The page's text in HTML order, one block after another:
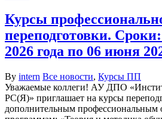
Курсы
переподготовки.
2026 года по 06 июня
By intern Все новости, Курсы ПП
Уважаемые коллеги! АУ ДПО
РС(Я)» приглашает на курсы
дополнительным профессиональным